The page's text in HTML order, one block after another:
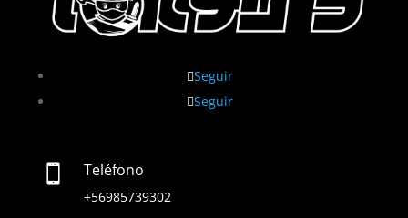
Seguir
Seguir
 Teléfono
+56985739302